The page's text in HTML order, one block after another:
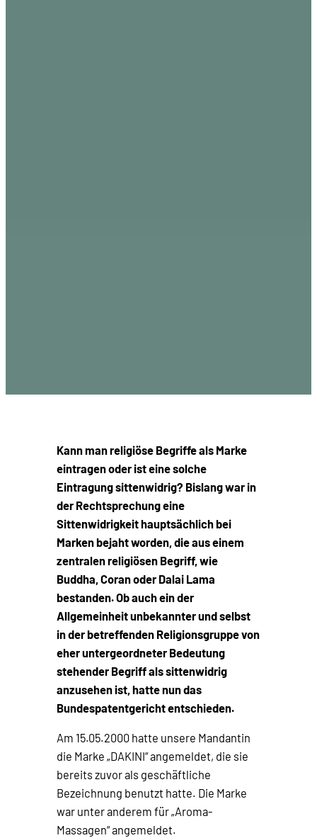
Kann man religiöse Begriffe als Marke
eintragen oder ist eine solche
Eintragung sittenwidrig? Bislang war in
der Rechtsprechung eine
Sittenwidrigkeit hauptsächlich bei
Marken bejaht worden, die aus einem
zentralen religiösen Begriff, wie
Buddha, Coran oder Dalai Lama
bestanden. Ob auch ein der
Allgemeinheit unbekannter und selbst
in der betreffenden Religionsgruppe von
eher untergeordneter Bedeutung
stehender Begriff als sittenwidrig
anzusehen ist, hatte nun das
Bundespatentgericht entschieden.
Am 15.05.2000 hatte unsere Mandantin
die Marke „DAKINI“ angemeldet, die sie
bereits zuvor als geschäftliche
Bezeichnung benutzt hatte. Die Marke
war unter anderem für „Aroma-
Massagen“ angemeldet.